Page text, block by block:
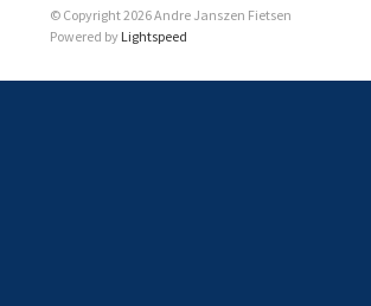
© Copyright 2026 Andre Janszen Fietsen
Powered by Lightspeed